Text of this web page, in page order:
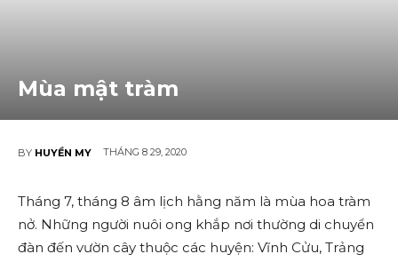
Mùa mật tràm
BY HUYỀN MY THÁNG 8 29, 2020
Tháng 7, tháng 8 âm lịch hằng năm là mùa hoa tràm
nở. Những người nuôi ong khắp nơi thường di chuyển
đàn đến vườn cây thuộc các huyện: Vĩnh Cửu, Trảng